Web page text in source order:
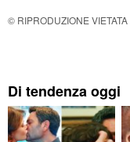
© RIPRODUZIONE VIETATA
Di tendenza oggi